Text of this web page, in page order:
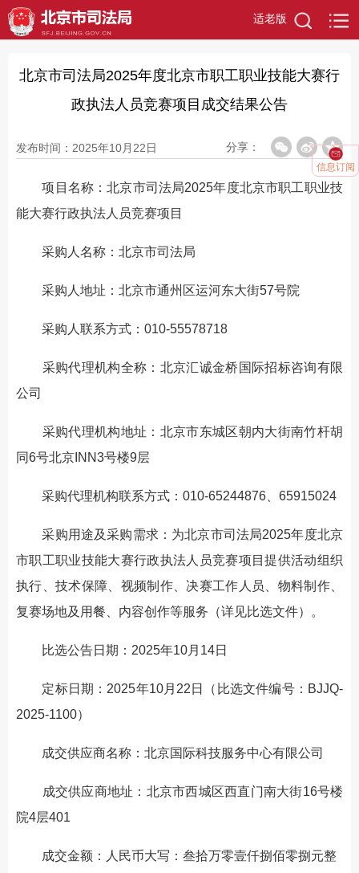
适老版
信息订阅
北京市司法局2025年度北京市职工职业技能大赛行
政执法人员竞赛项目成交结果公告
发布时间：2025年10月22日 分享：
项目名称：北京市司法局2025年度北京市职工职业技
能大赛行政执法人员竞赛项目
采购人名称：北京市司法局
采购人地址：北京市通州区运河东大街57号院
采购人联系方式：010-55578718
采购代理机构全称：北京汇诚金桥国际招标咨询有限
公司
采购代理机构地址：北京市东城区朝内大街南竹杆胡
同6号北京INN3号楼9层
采购代理机构联系方式：010-65244876、65915024
采购用途及采购需求：为北京市司法局2025年度北京
市职工职业技能大赛行政执法人员竞赛项目提供活动组织
执行、技术保障、视频制作、决赛工作人员、物料制作、
复赛场地及用餐、内容创作等服务（详见比选文件）。
比选公告日期：2025年10月14日
定标日期：2025年10月22日（比选文件编号：BJJQ-
2025-1100）
成交供应商名称：北京国际科技服务中心有限公司
成交供应商地址：北京市西城区西直门南大街16号楼
院4层401
成交金额：人民币大写：叁拾万零壹仟捌佰零捌元整